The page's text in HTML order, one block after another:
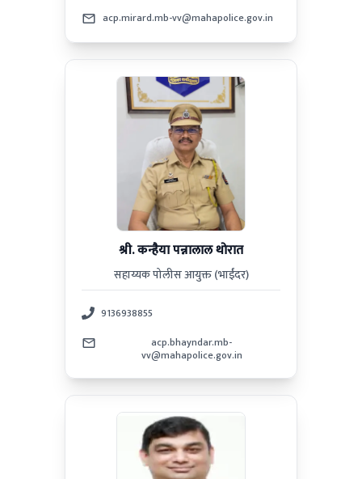
acp.mirard.mb-vv@mahapolice.gov.in
श्री. कन्हैया पन्नालाल थोरात
सहाय्यक पोलीस आयुक्त (भाईंदर)
9136938855
acp.bhayndar.mb-
vv@mahapolice.gov.in